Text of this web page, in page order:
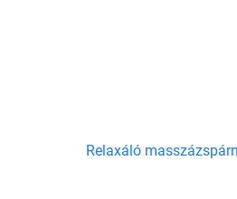
Relaxáló